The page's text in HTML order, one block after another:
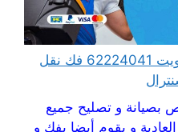
فني تكييف مركزي هندي الكويت 62224041 فك نقل
بصيانة و تصليح جميع
و يقوم أيضا بفك و